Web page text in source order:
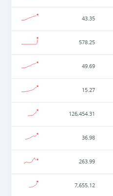
43.35
578.25
49.69
15.27
126,454.31
36.98
263.99
7,655.12